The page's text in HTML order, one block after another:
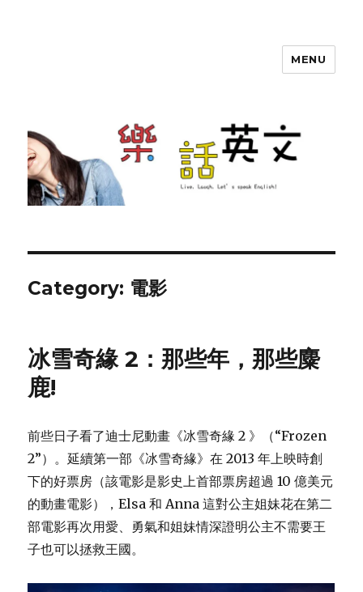
MENU
Category: 電影
冰雪奇緣 2：那些年，那些麋
鹿!
前些日子看了迪士尼動畫《冰雪奇緣 2 》（“Frozen
2”）。延續第一部《冰雪奇緣》在 2013 年上映時創
下的好票房（該電影是影史上首部票房超過 10 億美元
的動畫電影），Elsa 和 Anna 這對公主姐妹花在第二
部電影再次用愛、勇氣和姐妹情深證明公主不需要王
子也可以拯救王國。